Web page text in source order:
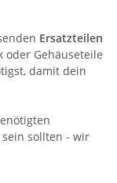
Ersatzteilen
oder Gehäuseteile
damit dein
sollten - wir